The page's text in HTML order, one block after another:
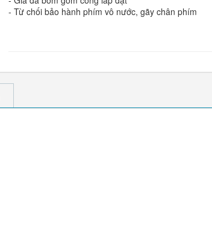
- Từ chối bảo hành phím vô nước, gãy chân phím